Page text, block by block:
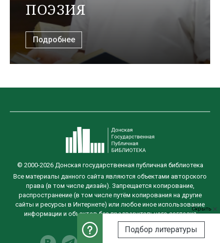
ПОЭЗИЯ
Подробнее
Скрыть
Подбор литературы
© 2000-2026 Донская государственная публичная библиотека
Все материалы данного сайта являются объектами авторского
права (в том числе дизайн). Запрещается копирование,
распространение (в том числе путём копирования на другие
сайты и ресурсы в Интернете) или любое иное использование
информации и объектов без предварительного согласия
правообладателя.